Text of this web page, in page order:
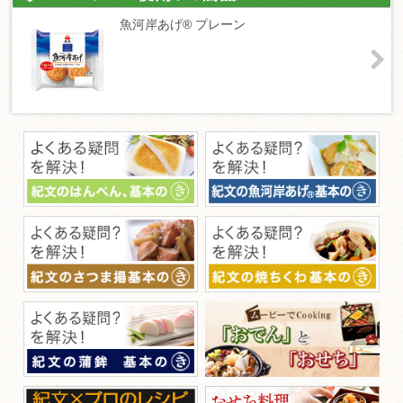
魚河岸あげ® プレーン